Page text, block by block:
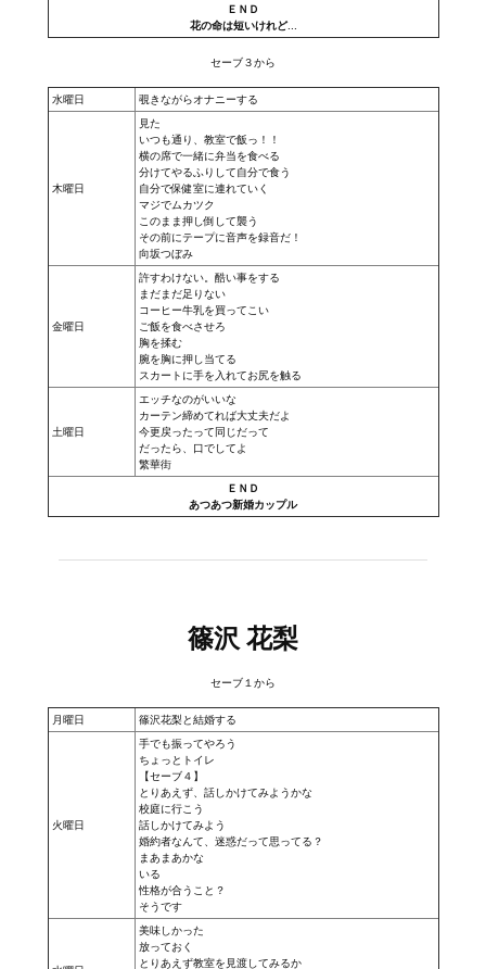
Патчи
Divinity Original Sin Enhanced Edition
Dragon Age: Origins
Dragon Age: Inquisition
Fallout 3
GTA 5
Sims 3
Star Wars Jedi Knight: Dark Force II
Star Wars Knights of the Old Republic 1
Star Wars Knights of the Old Republic 2
Titan Quest Immortal Throne
ＥＮＤ
花の命は短いけれど…
セーブ３から
水曜日 覗きながらオナニーする
木曜日
見た
いつも通り、教室で飯っ！！
横の席で一緒に弁当を食べる
分けてやるふりして自分で食う
自分で保健室に連れていく
マジでムカツク
このまま押し倒して襲う
その前にテープに音声を録音だ！
向坂つぼみ
金曜日
許すわけない。酷い事をする
まだまだ足りない
コーヒー牛乳を買ってこい
ご飯を食べさせろ
胸を揉む
腕を胸に押し当てる
スカートに手を入れてお尻を触る
土曜日
エッチなのがいいな
カーテン締めてれば大丈夫だよ
今更戻ったって同じだって
だったら、口でしてよ
繁華街
ＥＮＤ
あつあつ新婚カップル
篠沢 花梨
セーブ１から
月曜日 篠沢花梨と結婚する
火曜日
手でも振ってやろう
ちょっとトイレ
【セーブ４】
とりあえず、話しかけてみようかな
校庭に行こう
話しかけてみよう
婚約者なんて、迷惑だって思ってる？
まあまあかな
いる
性格が合うこと？
そうです
美味しかった
放っておく
とりあえず教室を見渡してみるか